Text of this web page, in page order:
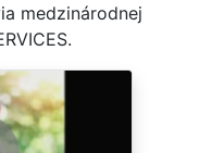
medzinárodnej